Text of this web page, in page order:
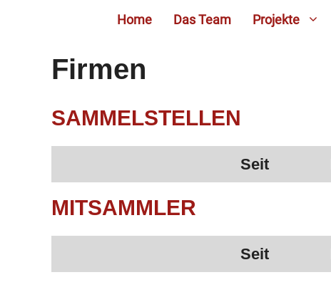
Home Das Team Projekte
Firmen
SAMMELSTELLEN
Seit
MITSAMMLER
Seit